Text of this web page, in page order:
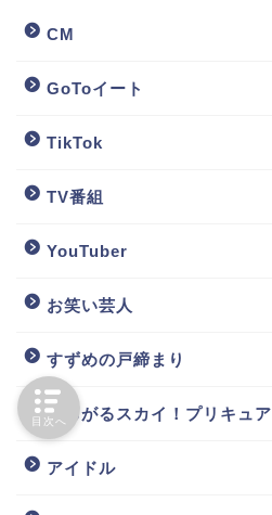
CM
GoToイート
TikTok
TV番組
YouTuber
お笑い芸人
すずめの戸締まり
ひろがるスカイ！プリキュア
アイドル
目次へ